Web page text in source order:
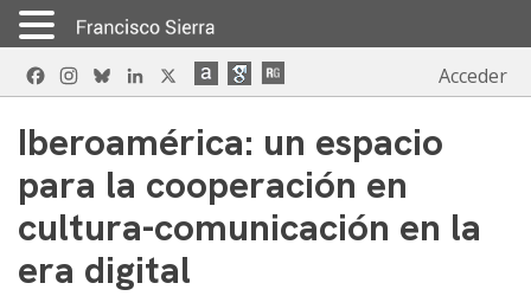
Skip
to
FacebookInstagram
BlueskyLinkedIn Acceder
Iberoamérica: un espacio
para la cooperación en
cultura-comunicación en la
era digital